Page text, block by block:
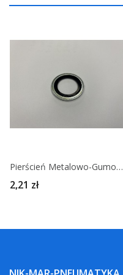
Pierścień Metalowo-Gumowy Metryczny
2,21 zł